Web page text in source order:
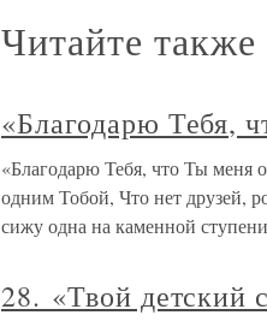
Читайте также
«Благодарю Тебя,
«Благодарю Тебя, что Ты
одним Тобой, Что нет
сижу одна на каменной
28. «Твой